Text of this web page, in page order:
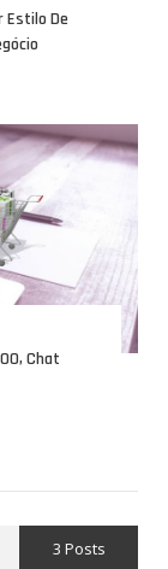
Estilo De
Chat
3 Posts